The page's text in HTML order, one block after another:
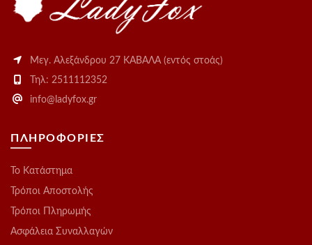
Μεγ. Αλεξάνδρου 27 ΚΑΒΑΛΑ (εντός στοάς)
Τηλ: 2511112352
info@ladyfox.gr
ΠΛΗΡΟΦΟΡΙΕΣ
Το Kατάστημα
Τρόποι Αποστολής
Τρόποι Πληρωμής
Ασφάλεια Συναλλαγών